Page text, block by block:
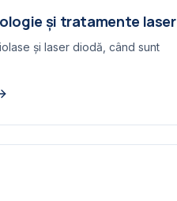
și tratamente laser
și laser diodă, când sunt